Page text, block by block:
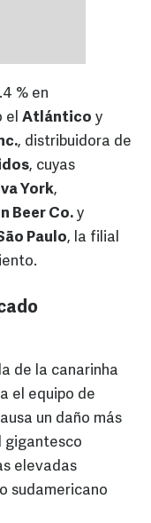
% en
el Atlántico y
, distribuidora de
, cuyas
York,
Beer Co. y
Paulo, la filial
de la canarinha
el equipo de
un daño más
gigantesco
elevadas
sudamericano